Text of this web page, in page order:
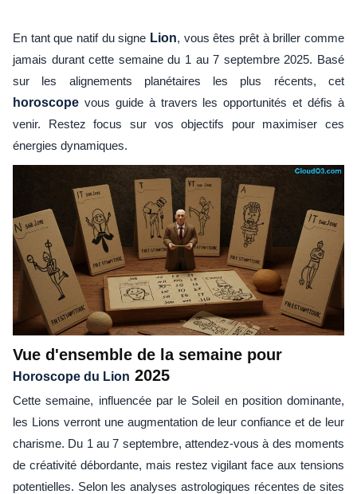
En tant que natif du signe Lion, vous êtes prêt à briller comme
jamais durant cette semaine du 1 au 7 septembre 2025. Basé
sur les alignements planétaires les plus récents, cet
horoscope vous guide à travers les opportunités et défis à
venir. Restez focus sur vos objectifs pour maximiser ces
énergies dynamiques.
Vue d'ensemble de la semaine pour
Horoscope du Lion 2025
Cette semaine, influencée par le Soleil en position dominante,
les Lions verront une augmentation de leur confiance et de leur
charisme. Du 1 au 7 septembre, attendez-vous à des moments
de créativité débordante, mais restez vigilant face aux tensions
potentielles. Selon les analyses astrologiques récentes de sites